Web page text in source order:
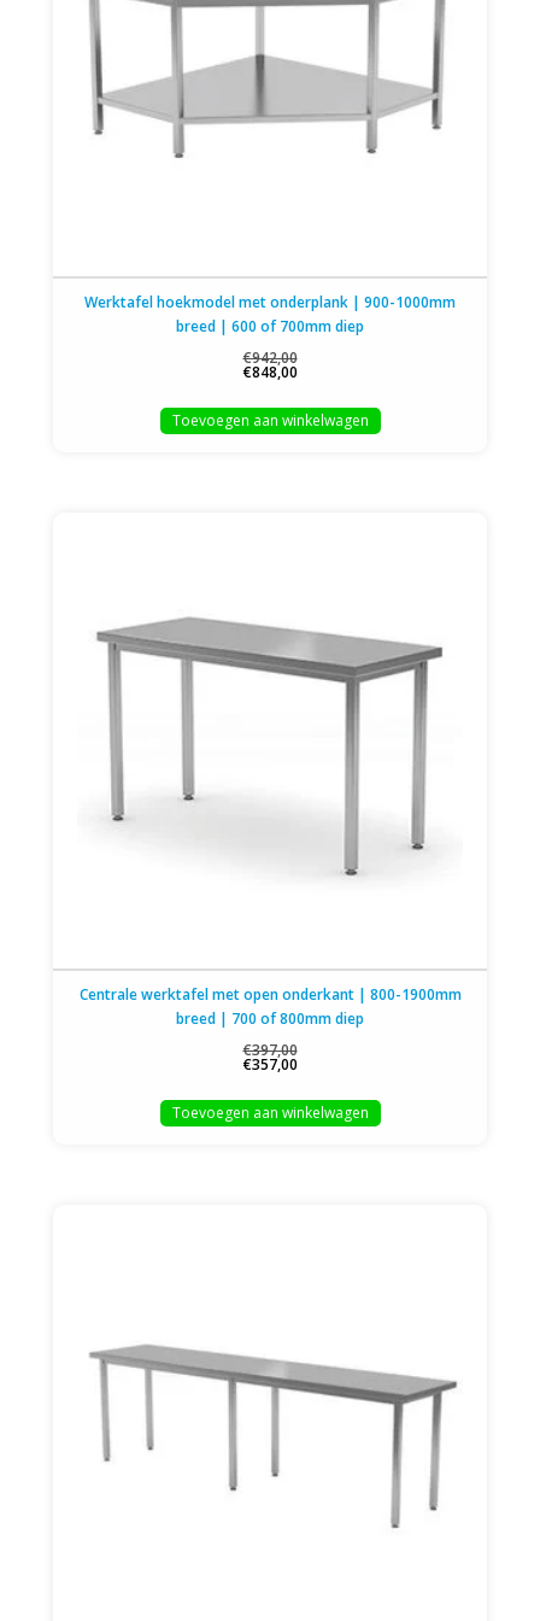
Werktafel hoekmodel met onderplank | 900-1000mm
breed | 600 of 700mm diep
€942,00
€848,00
Toevoegen aan winkelwagen
Centrale werktafel met open onderkant | 800-1900mm
breed | 700 of 800mm diep
€397,00
€357,00
Toevoegen aan winkelwagen